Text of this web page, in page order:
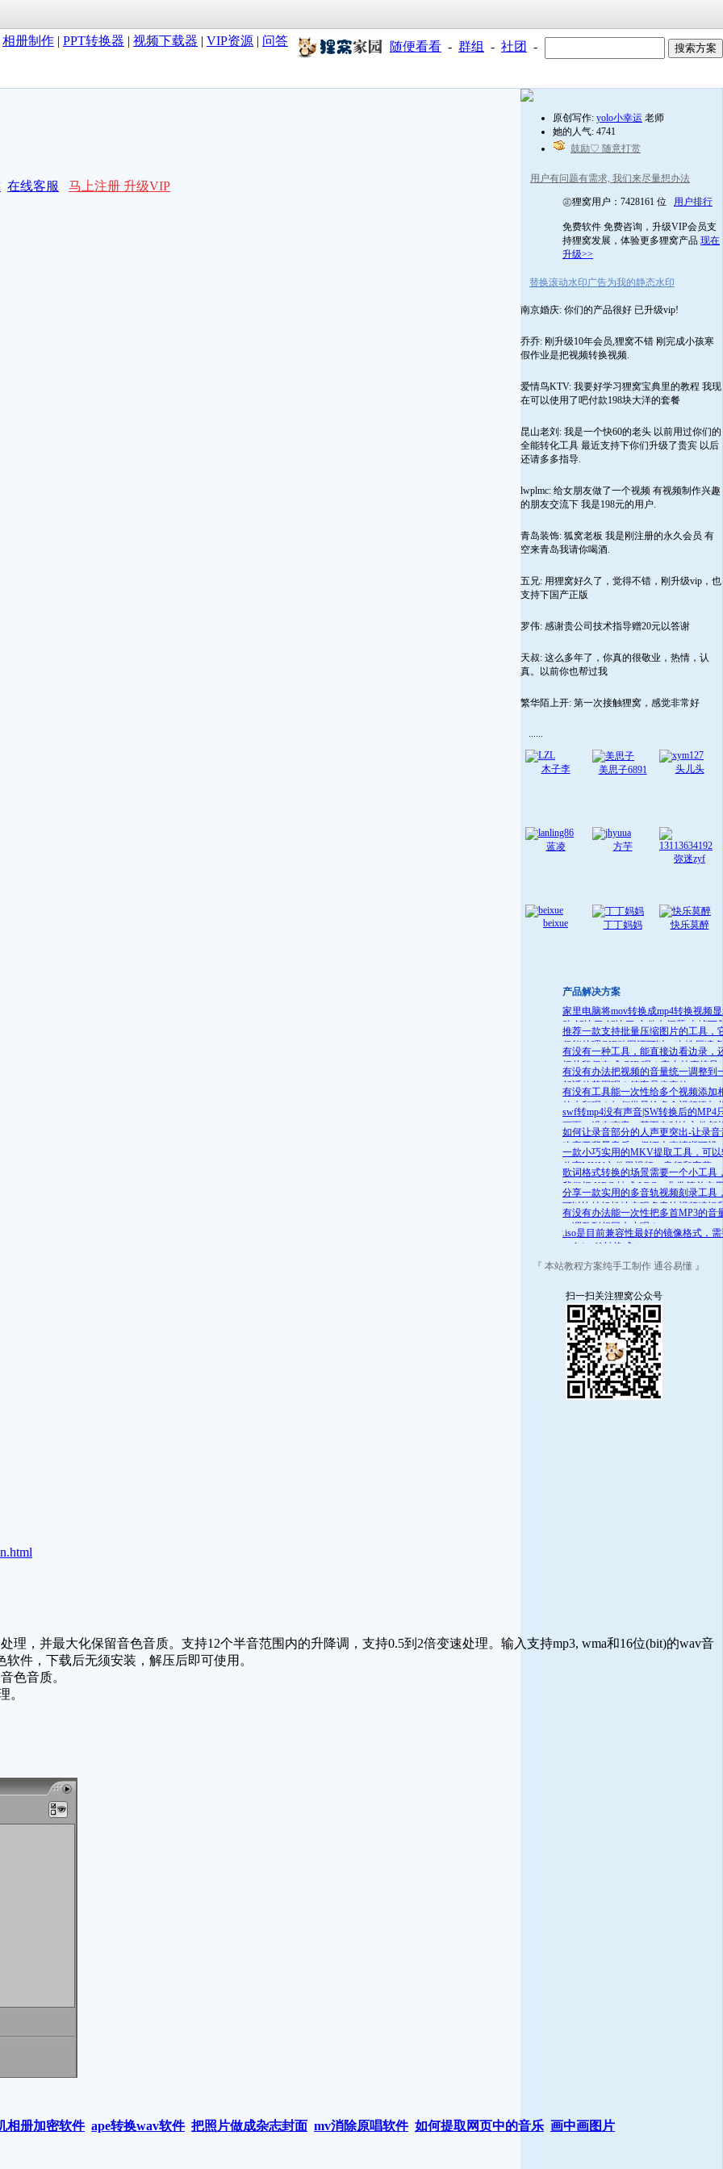
相册制作 | PPT转换器 | 视频下载器 | VIP资源 | 问答 随便看看 - 群组 - 社团 -
原创写作: yolo小幸运 老师
她的人气: 4741
鼓励♡ 随意打赏
用户有问题有需求, 我们来尽量想办法
㊣狸窝用户：7428161 位 用户排行
免费软件 免费咨询，升级VIP会员支
持狸窝发展，体验更多狸窝产品 现在
升级>>
替换滚动水印广告为我的静态水印
南京婚庆: 你们的产品很好 已升级vip!
乔乔: 刚升级10年会员,狸窝不错 刚完成小孩寒
假作业是把视频转换视频.
爱情鸟KTV: 我要好学习狸窝宝典里的教程 我现
在可以使用了吧付款198块大洋的套餐
昆山老刘: 我是一个快60的老头 以前用过你们的
全能转化工具 最近支持下你们升级了贵宾 以后
还请多多指导.
lwplmc: 给女朋友做了一个视频 有视频制作兴趣
的朋友交流下 我是198元的用户.
青岛装饰: 狐窝老板 我是刚注册的永久会员 有
空来青岛我请你喝酒.
五兄: 用狸窝好久了，觉得不错，刚升级vip，也
支持下国产正版
罗伟: 感谢贵公司技术指导赠20元以答谢
天叔: 这么多年了，你真的很敬业，热情，认
真。以前你也帮过我
繁华陌上开: 第一次接触狸窝，感觉非常好
......
木子李 美思子6891 头儿头
蓝凌
方芋
弥迷zyf
beixue 丁丁妈妈 快乐莫醉
产品解决方案
家里电脑将mov转换成mp4转换视频
败 解决了:解决了 文件名问题 去掉下
就可
推荐一款支持批量压缩图片的工具，
仅能处理GIF动图还可以一次性压缩
件
有没有一种工具，能直接边看边录，
把片段保存成 GIF 呢？它支持直接导
GIF 格式，
有没有办法把视频的音量统一调整到
舒适的范围呢？答案是肯定的
有没有工具能一次性给多个视频添加
的水印呢？如何批量给多个视频添加
的水印
swf转mp4没有声音|SW转换后的MP4
画面，没有声音，甚至有时连文件都
开
如何让录音部分的人声更突出-让录音
略高于背景音乐，保证人声清晰可辨
一款小巧实用的MKV提取工具，可
分离MKV文件里视频、音频和字幕
歌词格式转换的场景需要一个小工具
我们把 KRC 转成 LRC，非常简单实
分享一款实用的多音轨视频刻录工具
可以比较轻松地实现多音轨视频编辑
录
有没有办法能一次性把多首MP3的音
一调整到相同大小呢？
.iso是目前兼容性最好的镜像格式，
.mds/.mdf 转换成 .iso
『 本站教程方案纯手工制作 通谷易懂 』
扫一扫关注狸窝公众号
在线客服 马上注册 升级VIP
并最大化保留音色音质。支持12个半音范围内的升降调，支持0.5到2倍变速处理。输入支持mp3, wma和16位(bit)的wav音
件，下载后无须安装，解压后即可使用。
色音质。
。
相册加密软件 ape转换wav软件 把照片做成杂志封面 mv消除原唱软件 如何提取网页中的音乐 画中画图片